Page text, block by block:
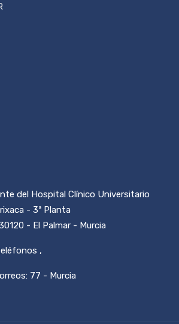
del Hospital Clínico Universitario
- 3ª Planta
- El Palmar - Murcia
,
77 - Murcia